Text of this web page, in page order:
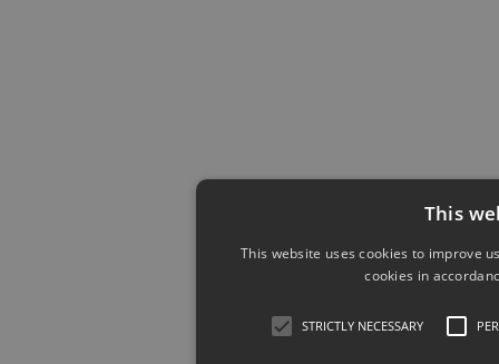
This
This website uses cookies to improve
cookies in
STRICTLY NECESSARY